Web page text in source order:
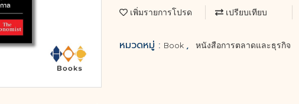
เพิ่มรายการโปรด เปรียบเทียบ
หมวดหมู่ : Book , หนังสือการตลาดและธุรกิจ